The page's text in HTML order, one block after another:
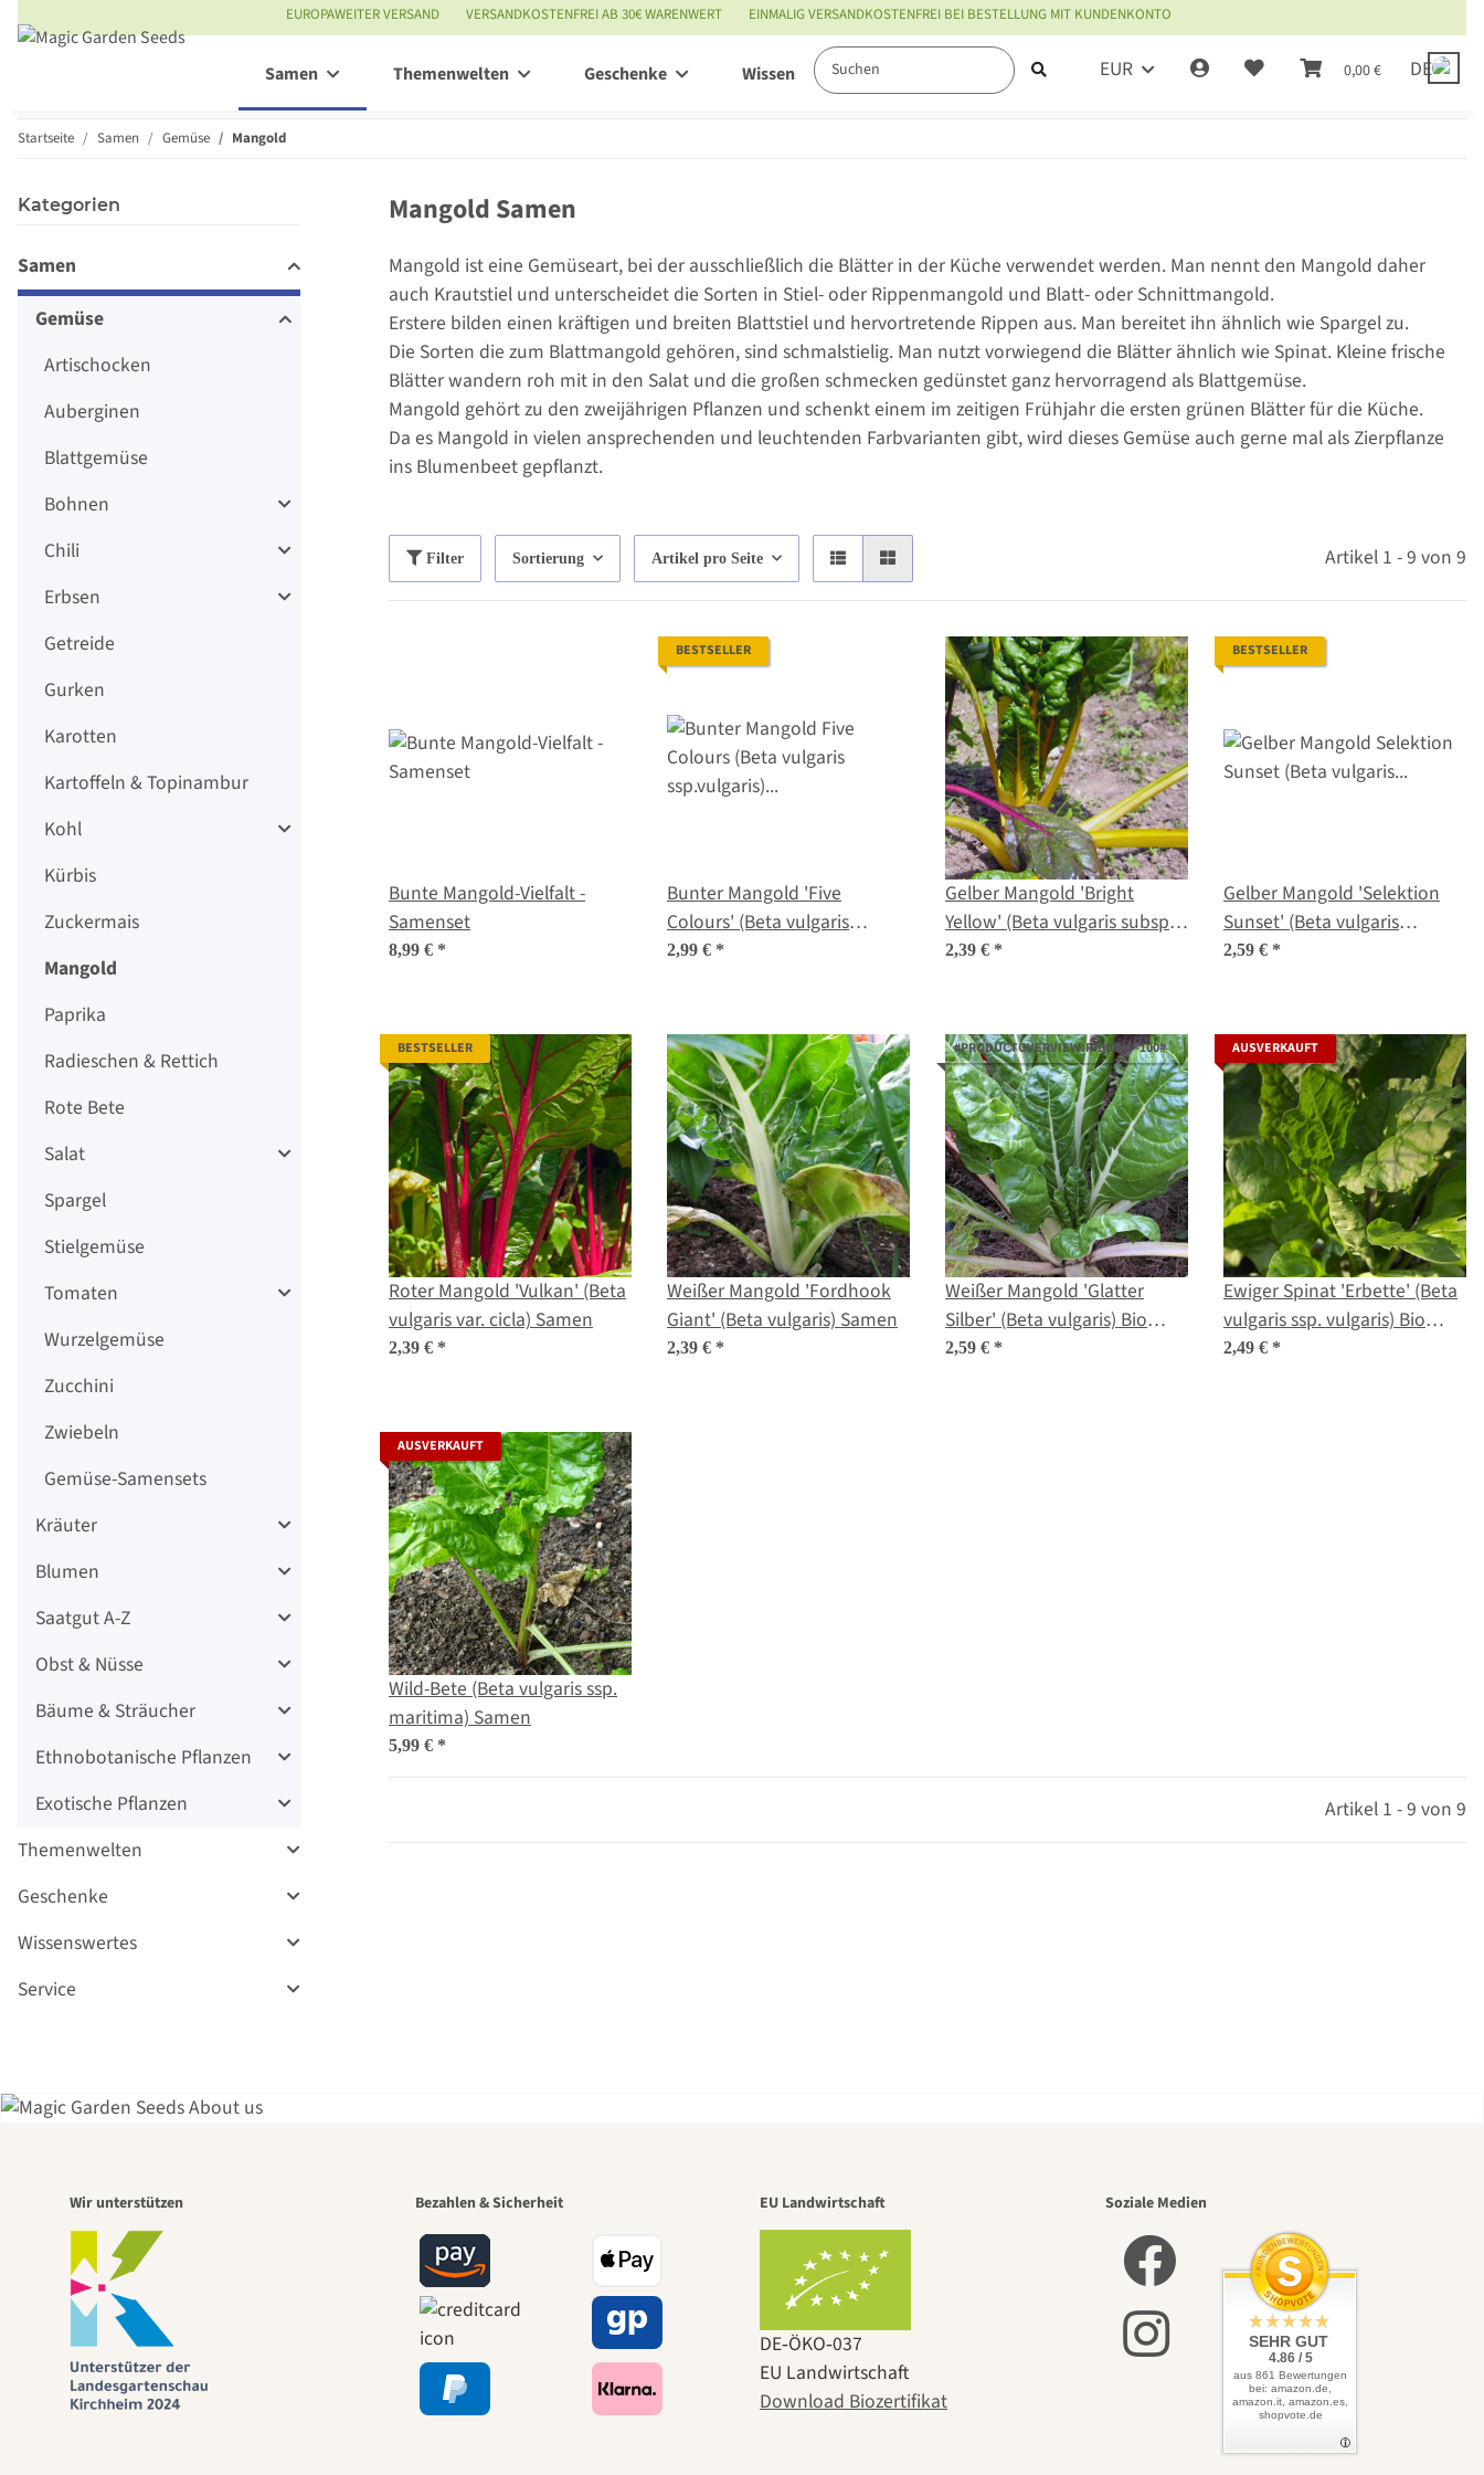
EUROPAWEITER VERSAND VERSANDKOSTENFREI AB 30€ WARENWERT EINMALIG VERSANDKOSTENFREI BEI BESTELLUNG MIT KUNDENKONTO
EUR 0,00 € DE
Samen Themenwelten Geschenke Wissenswertes
Startseite Samen Gemüse Mangold
Mangold Samen
Mangold ist eine Gemüseart, bei der ausschließlich die Blätter in der Küche verwendet werden. Man nennt den Mangold daher
auch Krautstiel und unterscheidet die Sorten in Stiel- oder Rippenmangold und Blatt- oder Schnittmangold.
Erstere bilden einen kräftigen und breiten Blattstiel und hervortretende Rippen aus. Man bereitet ihn ähnlich wie Spargel zu.
Die Sorten die zum Blattmangold gehören, sind schmalstielig. Man nutzt vorwiegend die Blätter ähnlich wie Spinat. Kleine frische
Blätter wandern roh mit in den Salat und die großen schmecken gedünstet ganz hervorragend als Blattgemüse.
Mangold gehört zu den zweijährigen Pflanzen und schenkt einem im zeitigen Frühjahr die ersten grünen Blätter für die Küche.
Da es Mangold in vielen ansprechenden und leuchtenden Farbvarianten gibt, wird dieses Gemüse auch gerne mal als Zierpflanze
ins Blumenbeet gepflanzt.
Filter Sortierung Artikel pro Seite Artikel 1 - 9 von 9
Bunte Mangold-Vielfalt -
Samenset
8,99 € *
BESTSELLER
Bunter Mangold 'Five
Colours' (Beta vulgaris
ssp.vulgaris) Bio Saatgut
2,99 € *
Gelber Mangold 'Bright
Yellow' (Beta vulgaris subsp.
vulgaris) Samen
2,39 € *
BESTSELLER
Gelber Mangold 'Selektion
Sunset' (Beta vulgaris
ssp.vulgaris) Bio Saatgut
2,59 € *
BESTSELLER
Roter Mangold 'Vulkan' (Beta
vulgaris var. cicla) Samen
2,39 € *
Weißer Mangold 'Fordhook
Giant' (Beta vulgaris) Samen
2,39 € *
#PRODUCTOVERVIEW.RIBBON--100#
Weißer Mangold 'Glatter
Silber' (Beta vulgaris) Bio
Saatgut
2,59 € *
AUSVERKAUFT
Ewiger Spinat 'Erbette' (Beta
vulgaris ssp. vulgaris) Bio
Saatgut
2,49 € *
AUSVERKAUFT
Wild-Bete (Beta vulgaris ssp.
maritima) Samen
5,99 € *
Artikel 1 - 9 von 9
Kategorien
Samen
Gemüse
Artischocken
Auberginen
Blattgemüse
Bohnen
Chili
Erbsen
Getreide
Gurken
Karotten
Kartoffeln & Topinambur
Kohl
Kürbis
Zuckermais
Mangold
Paprika
Radieschen & Rettich
Rote Bete
Salat
Spargel
Stielgemüse
Tomaten
Wurzelgemüse
Zucchini
Zwiebeln
Gemüse-Samensets
Kräuter
Blumen
Saatgut A-Z
Obst & Nüsse
Bäume & Sträucher
Ethnobotanische Pflanzen
Exotische Pflanzen
Themenwelten
Geschenke
Wissenswertes
Service
Einer der schönsten
Wege zu uns selbst
Wir unterstützen Bezahlen & Sicherheit EU Landwirtschaft
DE‑ÖKO‑037
EU Landwirtschaft
Download Biozertifikat
Soziale Medien
SEHR GUT
4.86 / 5
aus 861 Bewertungen
bei: amazon.de,
amazon.it, amazon.es,
shopvote.de